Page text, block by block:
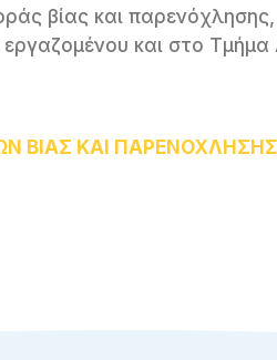
βίας και
και στο
ΒΙΑΣ ΚΑΙ